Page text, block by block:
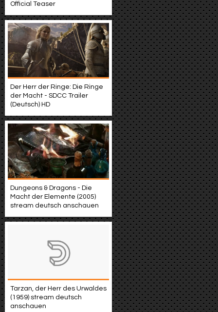
Official Teaser
Der Herr der Ringe: Die Ringe
der Macht - SDCC Trailer
(Deutsch) HD
Dungeons & Dragons - Die
Macht der Elemente (2005)
stream deutsch anschauen
Tarzan, der Herr des Urwaldes
(1959) stream deutsch
anschauen